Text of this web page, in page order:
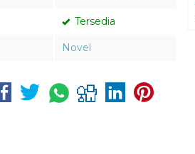
Tersedia
Novel